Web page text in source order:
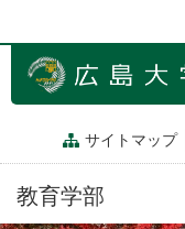
ン
サイトマップ
教育学部